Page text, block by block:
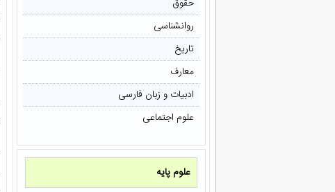
حقوق
روانشناسی
تاریخ
معارف
ادبیات و زبان فارسی
علوم اجتماعی
علوم پایه